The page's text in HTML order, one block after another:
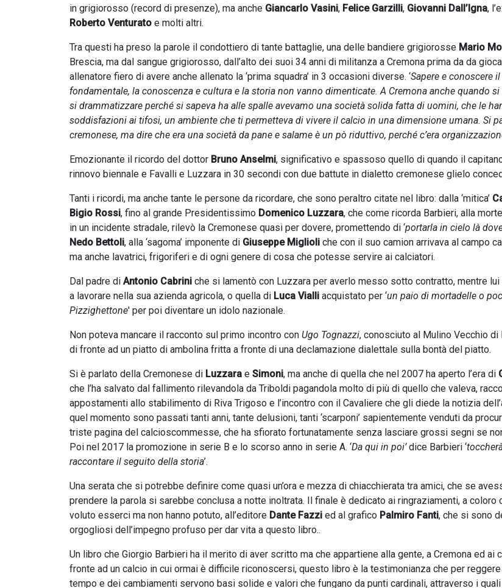
in grigiorosso (record di presenze), ma anche Giancarlo Vasini, Felice Garzilli, Giovanni Dall’Igna,
Roberto Venturato e molti altri.
Tra questi ha preso la parole il condottiero di tante battaglie, una delle bandiere grigiorosse Mario
Brescia, ma dal sangue grigiorosso, dall’alto dei suoi 34 anni di militanza a Cremona prima da da
allenatore fiero di avere anche allenato la ‘prima squadra’ in 3 occasioni diverse. ‘Sapere e conoscere
fondamentale, la conoscenza e cultura e la storia non vanno dimenticate. A Cremona anche quando si
si drammatizzare perché si sapeva ha alle spalle avevamo una società solida fatta di uomini, che le
soddisfazioni ai tifosi, un ambiente che ti permetteva di vivere il calcio in una dimensione umana. Si
cremonese, ma dire che era una società da pane e salame è un pò riduttivo, perché c’era
Emozionante il ricordo del dottor Bruno Anselmi, significativo e spassoso quello di quando il
rinnovo biennale e Favalli e Luzzara in 30 secondi con due battute in dialetto cremonese glielo
Tanti i ricordi, ma anche tante le persone da ricordare, che sono peraltro citate nel libro: dalla ‘mitica’
Bigio Rossi, fino al grande Presidentissimo Domenico Luzzara, che come ricorda Barbieri, alla
in un incidente stradale, rilevò la Cremonese quasi per dovere, promettendo di ‘portarla in cielo là
Nedo Bettoli, alla ‘sagoma’ imponente di Giuseppe Miglioli che con il suo camion arrivava al campo
ma anche lavatrici, frigoriferi e di ogni genere di cosa che potesse servire ai calciatori.
Dal padre di Antonio Cabrini che si lamentò con Luzzara per averlo messo sotto contratto, mentre
a lavorare nella sua azienda agricola, o quella di Luca Vialli acquistato per ‘un paio di mortadelle o
Pizzighettone' per poi diventare un idolo nazionale.
Non poteva mancare il racconto sul primo incontro con Ugo Tognazzi, conosciuto al Mulino Vecchio di
di fronte ad un piatto di ambolina fritta a fronte di una declamazione dialettale sulla bontà del piatto.
Si è parlato della Cremonese di Luzzara e Simoni, ma anche di quella che nel 2007 ha aperto l’era di
che l’ha salvato dal fallimento rilevandola da Triboldi pagandola molto di più di quello che valeva,
appostamenti allo stabilimento di Riva Trigoso e l’incontro con il Cavaliere che gli diede la notizia
quel momento sono passati tanti anni, tante delusioni, tanti ‘scarponi’ sapientemente venduti da
triste pagina del calcioscommesse, che ha sfiorato fortunatamente senza lasciare grossi segni se
Poi nel 2017 la promozione in serie B e lo scorso anno in serie A. ‘Da qui in poi’dice Barbieri ‘
raccontare il seguito della storia’.
Una serata che si potrebbe definire come quasi un’ora e mezza di chiacchierata tra amici, che se
prendere la parola si sarebbe conclusa a notte inoltrata. Il finale è dedicato ai ringraziamenti, a coloro
voluto esserci ma non hanno potuto, all’editore Dante Fazzi ed al grafico Palmiro Fanti, che si sono
orgogliosi dell’impegno profuso per dar vita a questo libro..
Un libro che Giorgio Barbieri ha il merito di aver scritto ma che appartiene alla gente, a Cremona ed ai
fronte ad un calcio in cui ormai è difficile riconoscersi, questo libro è la testimonianza che per
tempo e dei cambiamenti servono basi solide e valori che fungano da punti cardinali, attraverso i